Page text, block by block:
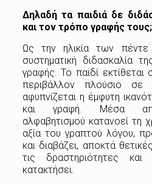
Δηλαδή τα παιδιά δε
και τον τρόπο γραφής τους;
Ως την ηλικία των πέντε
συστηματική διδασκαλία
γραφής. Το παιδί
περιβάλλον πλούσιο
αφυπνίζεται η έμφυτη
και γραφή. Μέσα από
αλφαβητισμού κατανοεί τη
αξία του γραπτού λόγου,
και διαβάζει, αποκτά
τις δραστηριότητες
κατακτήσει.